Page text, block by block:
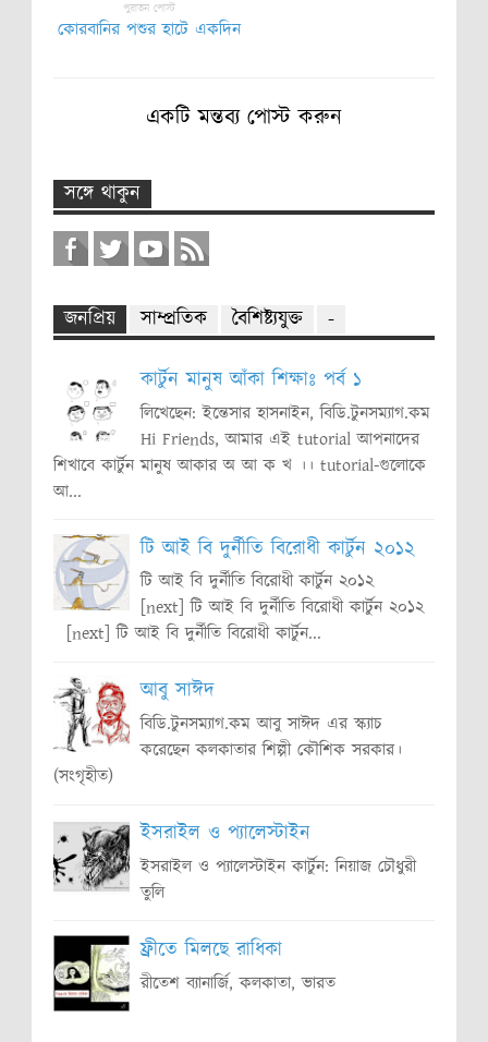
পুরাতন পোস্ট
কোরবানির পশুর হাটে একদিন
একটি মন্তব্য পোস্ট করুন
সঙ্গে থাকুন
জনপ্রিয় সাম্প্রতিক বৈশিষ্ট্যযুক্ত -
কার্টুন মানুষ আঁকা শিক্ষাঃ পর্ব ১
লিখেছেন: ইন্তেসার হাসনাইন, বিডি.টুনসম্যাগ.কম
Hi Friends, আমার এই tutorial আপনাদের
শিখাবে কার্টুন মানুষ আকার অ আ ক খ ।। tutorial-গুলোকে
আ...
টি আই বি দুর্নীতি বিরোধী কার্টুন ২০১২
টি আই বি দুর্নীতি বিরোধী কার্টুন ২০১২
[next] টি আই বি দুর্নীতি বিরোধী কার্টুন ২০১২
[next] টি আই বি দুর্নীতি বিরোধী কার্টুন...
আবু সাঈদ
বিডি.টুনসম্যাগ.কম আবু সাঈদ এর স্ক্যাচ
করেছেন কলকাতার শিল্পী কৌশিক সরকার।
(সংগৃহীত)
ইসরাইল ও প্যালেস্টাইন
ইসরাইল ও প্যালেস্টাইন কার্টুন: নিয়াজ চৌধুরী
তুলি
ফ্রীতে মিলছে রাধিকা
রীতেশ ব্যানার্জি, কলকাতা, ভারত